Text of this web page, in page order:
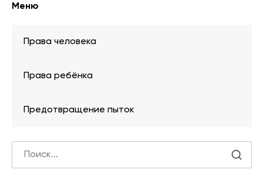
Меню
Права человека
Права ребёнка
Предотвращение пыток